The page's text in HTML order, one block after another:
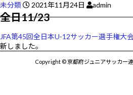
未分類 2021年11月24日 admin
全日11/23
JFA第45回全日本U-12サッカー選手権大
新しました。
Copyright © 京都府ジュニアサッカー